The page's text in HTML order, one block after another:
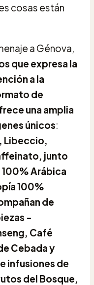
cosas están
a Génova,
que expresa la
a la
de
una amplia
únicos:
Libeccio,
junto
100% Arábica
100%
de
-
Café
Cebada y
infusiones de
del Bosque,